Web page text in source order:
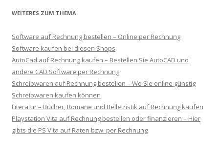
WEITERES ZUM THEMA
Software auf Rechnung bestellen – Online per Rechnung
Software kaufen bei diesen Shops
AutoCad auf Rechnung kaufen – Bestellen Sie AutoCAD und
andere CAD Software per Rechnung
Schreibwaren auf Rechnung bestellen – Wo Sie online günstig
Schreibwaren kaufen können
Literatur – Bücher, Romane und Belletristik auf Rechnung kaufen
Playstation Vita auf Rechnung bestellen oder finanzieren – Hier
gibts die PS Vita auf Raten bzw. per Rechnung